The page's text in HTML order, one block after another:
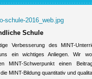
Schule
Verbesserung des MINT-
ein wichtiges Anliegen. Wir
MINT-Schwerpunkt einen
MINT-Bildung quantitativ und